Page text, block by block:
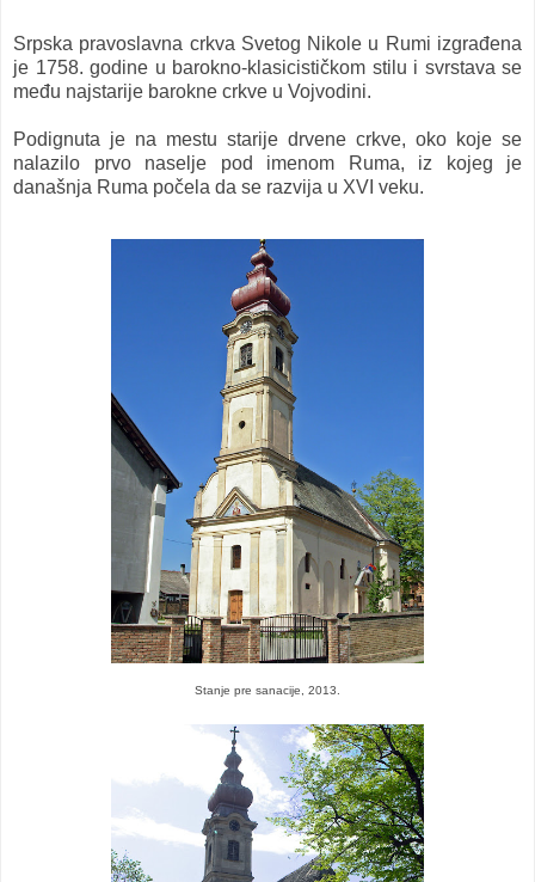
Srpska pravoslavna crkva Svetog Nikole u Rumi izgrađena
je 1758. godine u barokno-klasicističkom stilu i svrstava se
među najstarije barokne crkve u Vojvodini.
Podignuta je na mestu starije drvene crkve, oko koje se
nalazilo prvo naselje pod imenom Ruma, iz kojeg je
današnja Ruma počela da se razvija u XVI veku.
Stanje pre sanacije, 2013.